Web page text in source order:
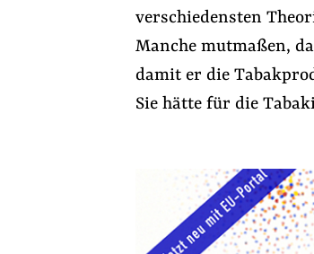
verschiedensten
Manche mutmaßen,
damit er die
Sie hätte für die